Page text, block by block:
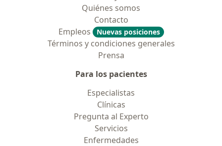
Quiénes somos
Contacto
Empleos
Nuevas posiciones
Términos y condiciones generales
Prensa
Para los pacientes
Especialistas
Clínicas
Pregunta al Experto
Servicios
Enfermedades